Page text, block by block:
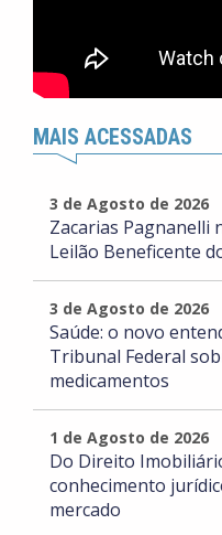
MAIS ACESSADAS
3 de Agosto de 2026
Zacarias Pagnanelli
Leilão Beneficente
3 de Agosto de 2026
Saúde: o novo
Tribunal Federal
medicamentos
1 de Agosto de 2026
Do Direito
conhecimento
mercado